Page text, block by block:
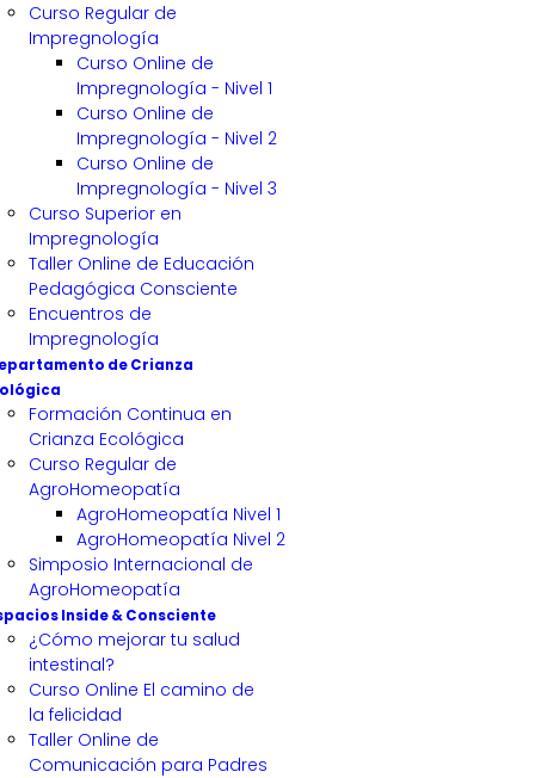
Curso Regular de
Impregnología
Curso Online de
Impregnología - Nivel 1
Curso Online de
Impregnología - Nivel 2
Curso Online de
Impregnología - Nivel 3
Curso Superior en
Impregnología
Taller Online de Educación
Pedagógica Consciente
Encuentros de
Impregnología
de Crianza
Formación Continua en
Crianza Ecológica
Curso Regular de
AgroHomeopatía
AgroHomeopatía Nivel 1
AgroHomeopatía Nivel 2
Simposio Internacional de
AgroHomeopatía
Inside & Consciente
¿Cómo mejorar tu salud
intestinal?
Curso Online El camino de
la felicidad
Taller Online de
Comunicación para Padres